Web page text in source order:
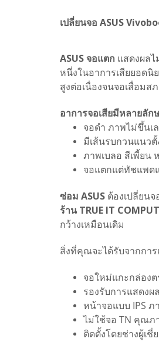
เปลี่ยนจอ ASUS
ASUS จอแตก แสดงผลไ
หนึ่งในอาการเสียยอด
สูงต่อเนื่องจนจอเสื่อมส
อาการจอเสียมีหลายลัก
จอดำ ภาพไม่ขึ้นเ
มีเส้นรบกวนแนว
ภาพเบลอ สีเพี้ยน
จอแตกแต่ทัชแพด
ซ่อม ASUS ต้องเปลี่ยน
ร้าน TRUE IT
กว้างเหมือนเดิม
สิ่งที่คุณจะได้รับจากการ
จอใหม่แกะกล่องต
รองรับการแสดงผ
หน้าจอแบบ IPS ภ
ไม่ใช้จอ TN คุณภ
ติดตั้งโดยช่างผู้เ